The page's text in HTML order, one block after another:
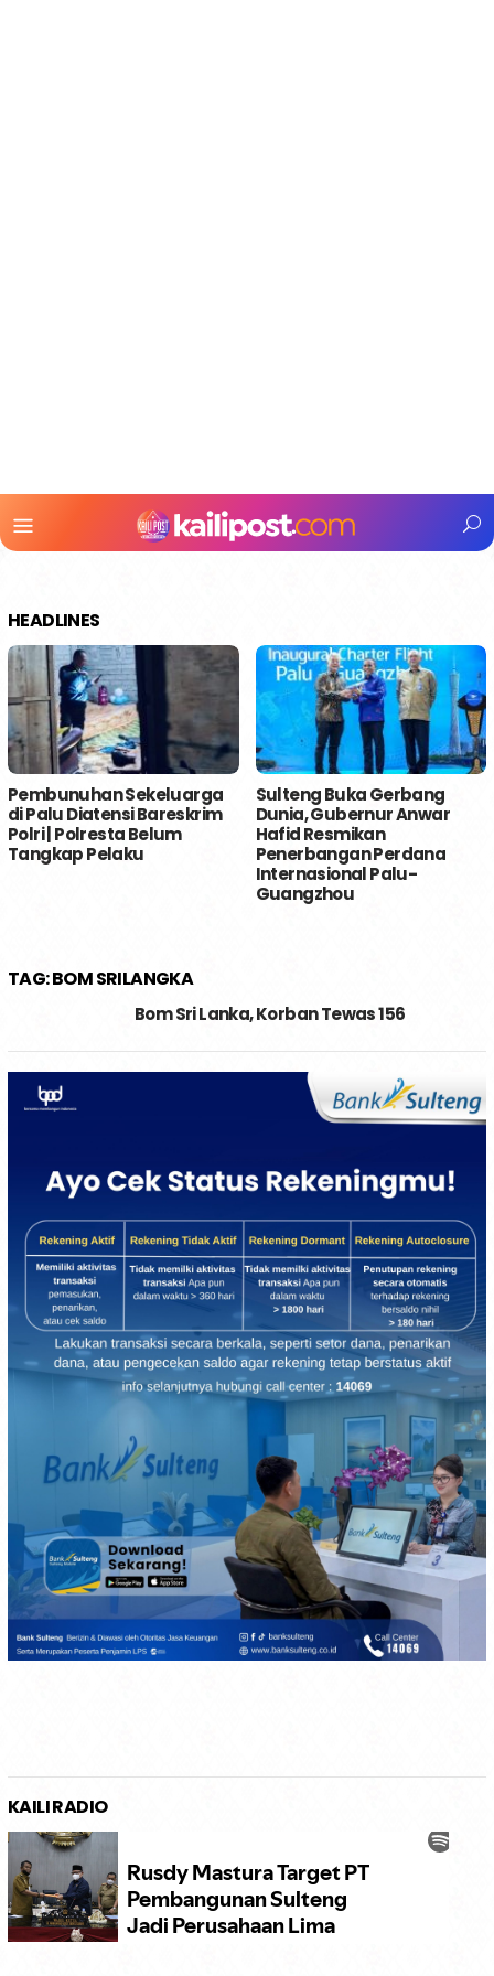
Mobile
HEADLINES
Pembunuhan Sekeluarga
di Palu Diatensi Bareskrim
Polri | Polresta Belum
Tangkap Pelaku
Sulteng Buka Gerbang
Dunia, Gubernur Anwar
Hafid Resmikan
Penerbangan Perdana
Internasional Palu-
Guangzhou
TAG:BOM SRILANGKA
Bom Sri Lanka, Korban Tewas 156
KAILI RADIO